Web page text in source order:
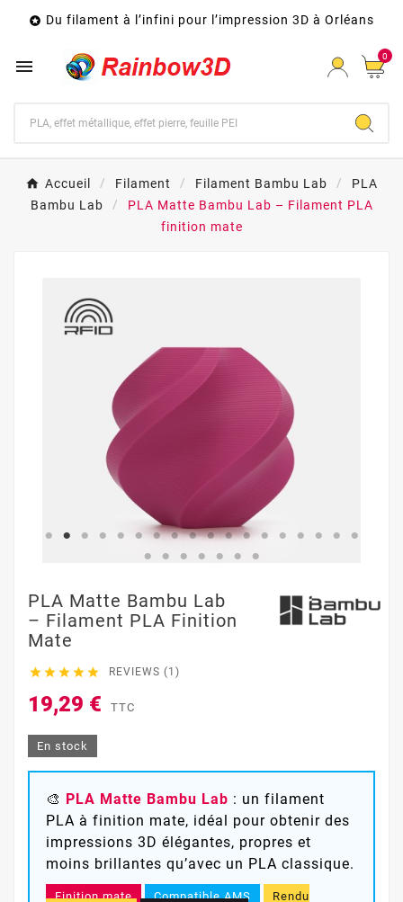
 Du filament à l’infini pour l’impression 3D à Orléans
 0
Accueil Filament Filament Bambu Lab
PLA
Bambu Lab
PLA Matte Bambu Lab – Filament PLA
finition mate
PLA Matte Bambu Lab
– Filament PLA Finition
Mate
     REVIEWS (1)
19,29 € TTC
En stock
🎨 PLA Matte Bambu Lab : un filament
PLA à finition mate, idéal pour obtenir des
impressions 3D élégantes, propres et
moins brillantes qu’avec un PLA classique.
Finition mate Compatible AMS
Rendu